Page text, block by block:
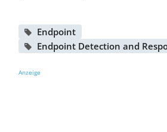
Endpoint
Endpoint Detection and
Anzeige